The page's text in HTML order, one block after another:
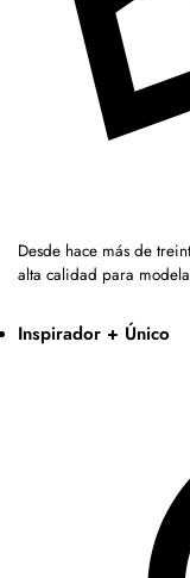
Desde hace más de
alta calidad para
Inspirador + Único